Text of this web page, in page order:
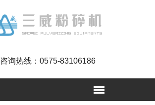
咨询热线： 0575-83106186